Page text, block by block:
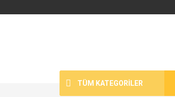
TÜM KATEGORİLER